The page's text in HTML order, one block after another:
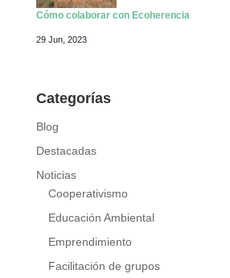
Cómo colaborar con Ecoherencia
29 Jun, 2023
Categorías
Blog
Destacadas
Noticias
Cooperativismo
Educación Ambiental
Emprendimiento
Facilitación de grupos